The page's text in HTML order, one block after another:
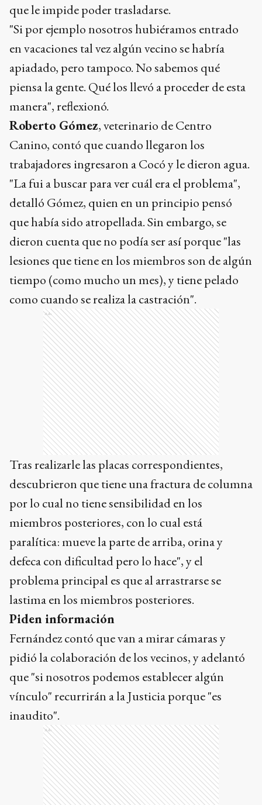
que le impide poder trasladarse.
"Si por ejemplo nosotros hubiéramos entrado
en vacaciones tal vez algún vecino se habría
apiadado, pero tampoco. No sabemos qué
piensa la gente. Qué los llevó a proceder de esta
manera", reflexionó.
Roberto Gómez, veterinario de Centro
Canino, contó que cuando llegaron los
trabajadores ingresaron a Cocó y le dieron agua.
"La fui a buscar para ver cuál era el problema",
detalló Gómez, quien en un principio pensó
que había sido atropellada. Sin embargo, se
dieron cuenta que no podía ser así porque "las
lesiones que tiene en los miembros son de algún
tiempo (como mucho un mes), y tiene pelado
como cuando se realiza la castración".
Ads
Tras realizarle las placas correspondientes,
descubrieron que tiene una fractura de columna
por lo cual no tiene sensibilidad en los
miembros posteriores, con lo cual está
paralítica: mueve la parte de arriba, orina y
defeca con dificultad pero lo hace", y el
problema principal es que al arrastrarse se
lastima en los miembros posteriores.
Piden información
Fernández contó que van a mirar cámaras y
pidió la colaboración de los vecinos, y adelantó
que "si nosotros podemos establecer algún
vínculo" recurrirán a la Justicia porque "es
inaudito".
Ads